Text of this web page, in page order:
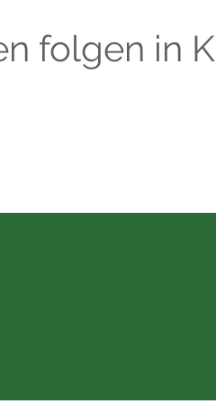
folgen in